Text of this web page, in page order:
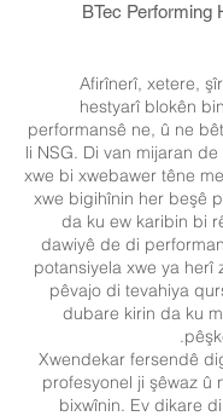
BTec Performing
Afirînerî, xetere,
hestyarî blokên
performansê ne, û ne
li NSG. Di van mijaran
xwe bi xwebawer têne
xwe bigihînin her beşê
da ku ew karibin bi
dawiyê de di
potansiyela xwe ya herî
pêvajo di tevahiya
dubare kirin da ku
Xwendekar fersendê
profesyonel ji şêwaz û
bixwînin. Ev dikare